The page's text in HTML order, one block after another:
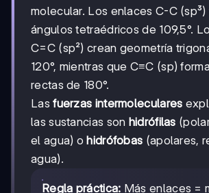
molecular. Los enlaces C-C (sp³)
ángulos tetraédricos de 109,5°.
C=C (sp²) crean geometría
120°, mientras que C≡C (sp)
rectas de 180°.
Lasfuerzas intermoleculares
las sustancias son hidrófilas
el agua) ohidrófobas (apolares,
agua).
Regla práctica: Más enlaces =